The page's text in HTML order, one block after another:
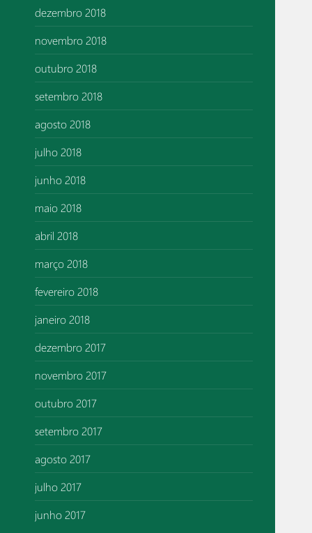
dezembro 2018
novembro 2018
outubro 2018
setembro 2018
agosto 2018
julho 2018
junho 2018
maio 2018
abril 2018
março 2018
fevereiro 2018
janeiro 2018
dezembro 2017
novembro 2017
outubro 2017
setembro 2017
agosto 2017
julho 2017
junho 2017